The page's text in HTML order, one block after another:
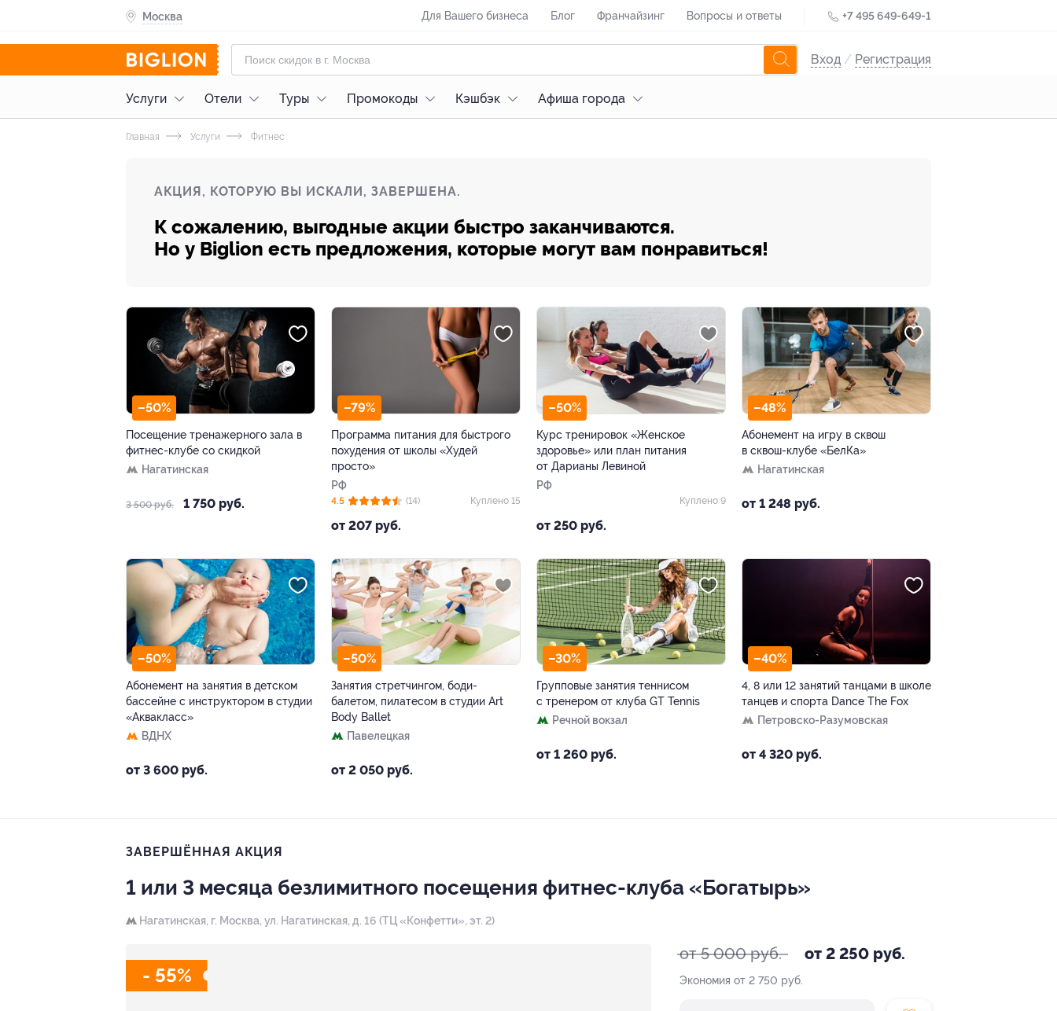
Москва Для Вашего бизнеса Блог Франчайзинг Вопросы и ответы +7 495 649-649-1
Вход / Регистрация
Услуги Отели Туры Промокоды Кэшбэк Афиша города
Главная Услуги Фитнес
АКЦИЯ, КОТОРУЮ ВЫ ИСКАЛИ, ЗАВЕРШЕНА.
К сожалению, выгодные акции быстро заканчиваются.
Но у Biglion есть предложения, которые могут вам понравиться!
–50%
Посещение тренажерного зала в
фитнес-клубе со скидкой
Нагатинская
3 500 руб. 1 750 руб.
–79%
Программа питания для быстрого
похудения от школы «Худей
просто»
РФ
от 207 руб.
4.5 (14) Куплено 15
–50%
Курс тренировок «Женское
здоровье» или план питания
от Дарианы Левиной
РФ
от 250 руб.
Куплено 9
–48%
Абонемент на игру в сквош
в сквош-клубе «БелКа»
Нагатинская
от 1 248 руб.
–50%
Абонемент на занятия в детском
бассейне с инструктором в студии
«Аквакласс»
ВДНХ
от 3 600 руб.
–50%
Занятия стретчингом, боди-
балетом, пилатесом в студии Art
Body Ballet
Павелецкая
от 2 050 руб.
–30%
Групповые занятия теннисом
с тренером от клуба GT Tennis
Речной вокзал
от 1 260 руб.
–40%
4, 8 или 12 занятий танцами в школе
танцев и спорта Dance The Fox
Петровско-Разумовская
от 4 320 руб.
ЗАВЕРШЁННАЯ АКЦИЯ
1 или 3 месяца безлимитного посещения фитнес-клуба «Богатырь»
Нагатинская, г. Москва, ул. Нагатинская, д. 16 (ТЦ «Конфетти», эт. 2)
- 55%
от 5 000 руб. от 2 250 руб.
Экономия от 2 750 руб.